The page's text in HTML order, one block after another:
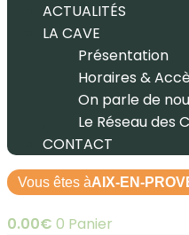
ACTUALITÉS
LA CAVE
Présentation
Horaires &
On parle de
Le Réseau des
CONTACT
Vous êtes àAIX-EN-
0.00€ 0 Panier